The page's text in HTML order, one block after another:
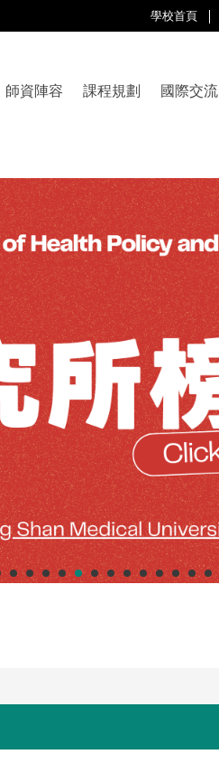
師資陣容 課程規劃 國際交流
學校首頁